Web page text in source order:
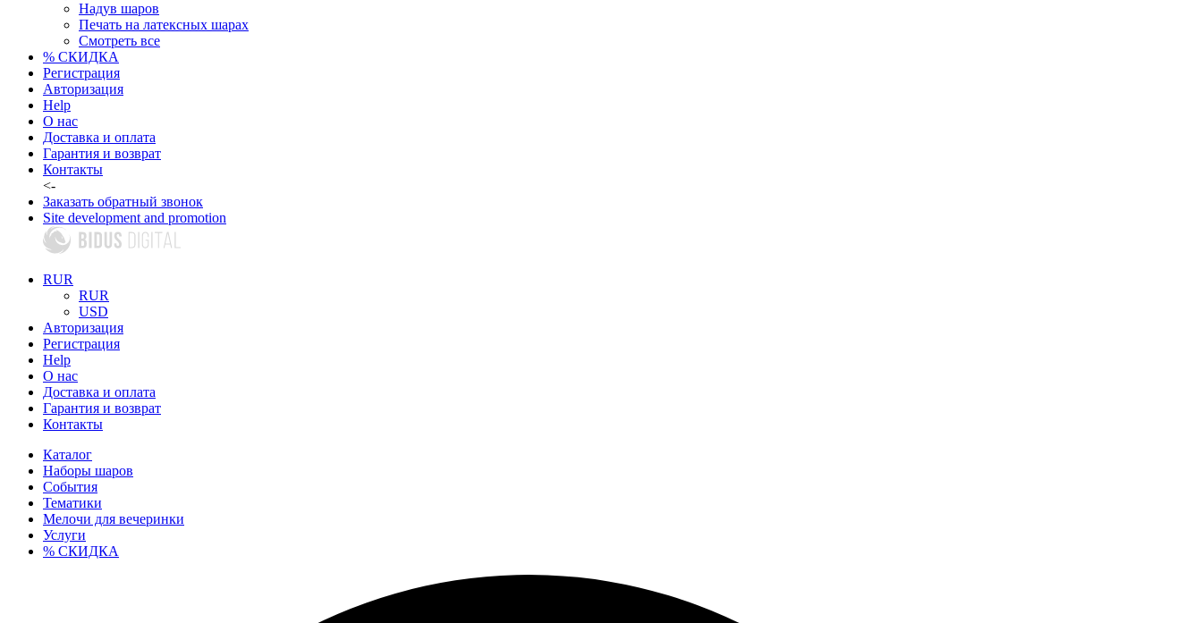
Надув шаров
Печать на латексных шарах
Смотреть все
% СКИДКА
Регистрация
Авторизация
Help
О нас
Доставка и оплата
Гарантия и возврат
Контакты
<-
Заказать обратный звонок
Site development and promotion
RUR
RUR
USD
Авторизация
Регистрация
Help
О нас
Доставка и оплата
Гарантия и возврат
Контакты
Каталог
Наборы шаров
События
Тематики
Мелочи для вечеринки
Услуги
% СКИДКА